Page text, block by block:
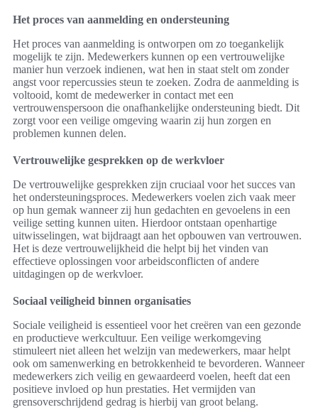
Het proces van aanmelding en ondersteuning
Het proces van aanmelding is ontworpen om zo toegankelijk
mogelijk te zijn. Medewerkers kunnen op een vertrouwelijke
manier hun verzoek indienen, wat hen in staat stelt om zonder
angst voor repercussies steun te zoeken. Zodra de aanmelding is
voltooid, komt de medewerker in contact met een
vertrouwenspersoon die onafhankelijke ondersteuning biedt. Dit
zorgt voor een veilige omgeving waarin zij hun zorgen en
problemen kunnen delen.
Vertrouwelijke gesprekken op de werkvloer
De vertrouwelijke gesprekken zijn cruciaal voor het succes van
het ondersteuningsproces. Medewerkers voelen zich vaak meer
op hun gemak wanneer zij hun gedachten en gevoelens in een
veilige setting kunnen uiten. Hierdoor ontstaan openhartige
uitwisselingen, wat bijdraagt aan het opbouwen van vertrouwen.
Het is deze vertrouwelijkheid die helpt bij het vinden van
effectieve oplossingen voor arbeidsconflicten of andere
uitdagingen op de werkvloer.
Sociaal veiligheid binnen organisaties
Sociale veiligheid is essentieel voor het creëren van een gezonde
en productieve werkcultuur. Een veilige werkomgeving
stimuleert niet alleen het welzijn van medewerkers, maar helpt
ook om samenwerking en betrokkenheid te bevorderen. Wanneer
medewerkers zich veilig en gewaardeerd voelen, heeft dat een
positieve invloed op hun prestaties. Het vermijden van
grensoverschrijdend gedrag is hierbij van groot belang.